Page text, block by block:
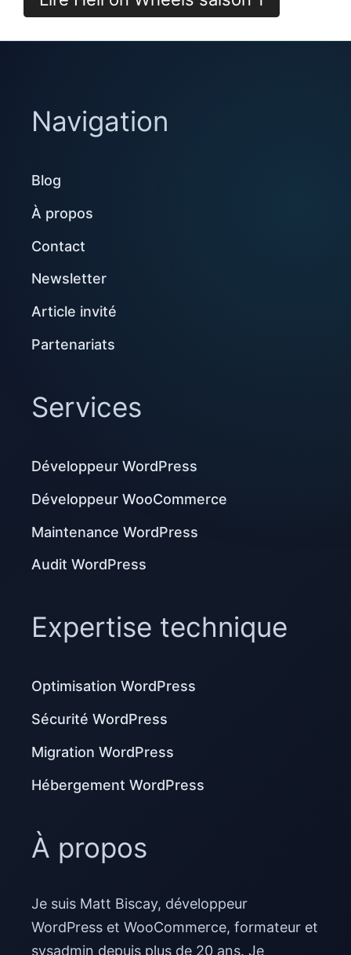
Navigation
Blog
À propos
Contact
Newsletter
Article invité
Partenariats
Services
Développeur WordPress
Développeur WooCommerce
Maintenance WordPress
Audit WordPress
Expertise technique
Optimisation WordPress
Sécurité WordPress
Migration WordPress
Hébergement WordPress
À propos
Je suis Matt Biscay, développeur
WordPress et WooCommerce, formateur et
sysadmin depuis plus de 20 ans. Je